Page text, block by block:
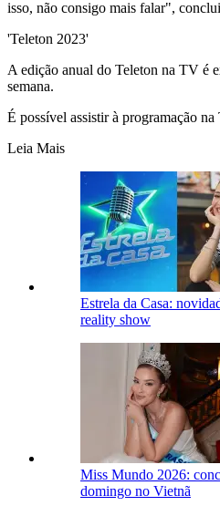
isso, não consigo mais falar",
'Teleton 2023'
A edição anual do Teleton na TV é
semana.
É possível assistir à programação
Leia Mais
Estrela da Casa:
reality show
Miss Mundo 2026:
domingo no Vietnã